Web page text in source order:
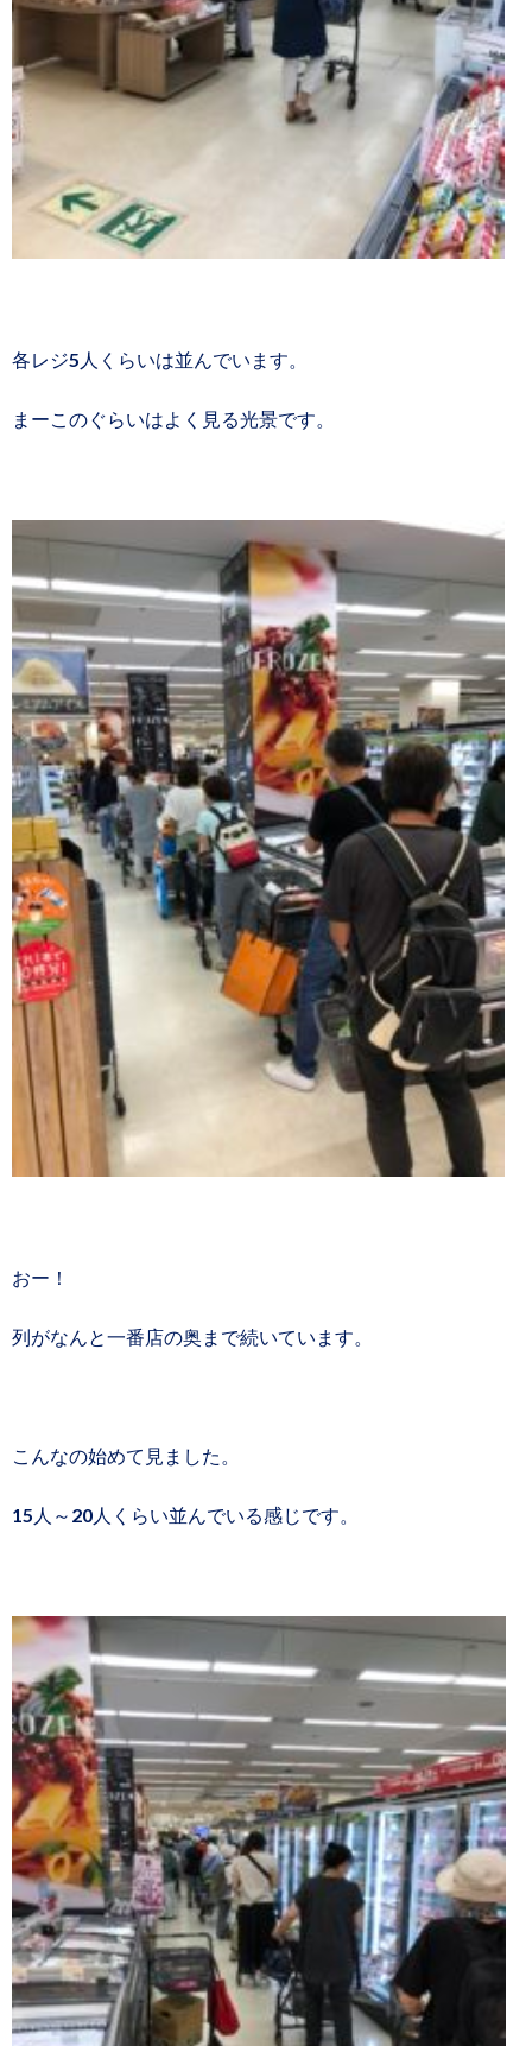
各レジ5人くらいは並んでいます。
まーこのぐらいはよく見る光景です。
おー！
列がなんと一番店の奥まで続いています。
こんなの始めて見ました。
15人～20人くらい並んでいる感じです。